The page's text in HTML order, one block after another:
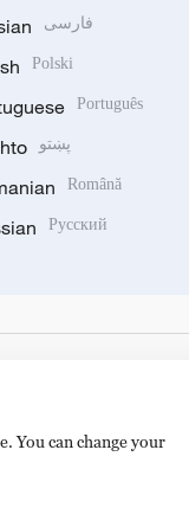
فارسی
Polski
Português
پښتو
Română
Русский
You can change your